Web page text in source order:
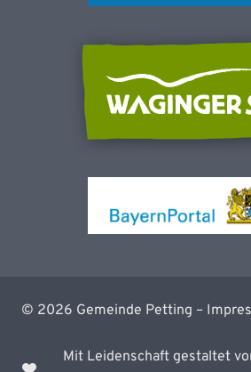
© 2026 Gemeinde Petting –
Mit Leidenschaft gestaltet